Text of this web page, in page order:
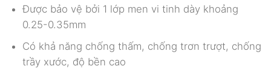
Được bảo vệ bởi 1 lớp men vi tinh dày khoảng
0.25-0.35mm
Có khả năng chống thấm, chống trơn trượt, chống
trầy xước, độ bền cao